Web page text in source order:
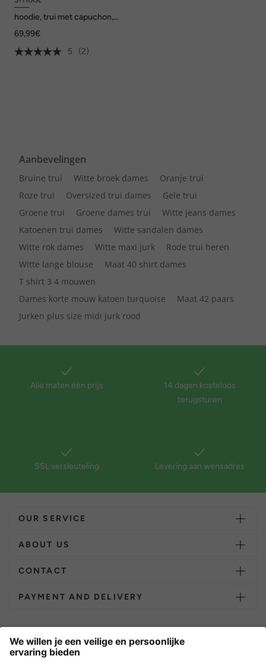
hoodie, trui met capuchon,
69,99€
5
(2)
Aanbevelingen
Bruine trui Witte broek dames
Oranje trui
Roze trui
Oversized trui dames
Gele trui
Groene trui
Groene dames trui
Witte jeans dames
Katoenen trui dames
Witte sandalen dames
Witte rok dames
Witte maxi jurk
Rode trui heren
Witte lange blouse
Maat 40 shirt dames
T shirt 3 4 mouwen
Dames korte mouw katoen turquoise
Maat 42 paars
Jurken plus size midi jurk rood
Alle maten één prijs
14 dagen kosteloos
terugsturen
SSL versleuteling Levering aan wensadres
OUR SERVICE
ABOUT US
CONTACT
PAYMENT AND DELIVERY
Nederland